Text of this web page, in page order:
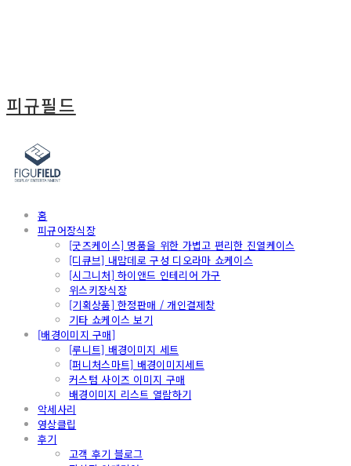
피규필드
홈
피규어장식장
[굿즈케이스] 명품을 위한 가볍고 편리한 진열케이스
[디큐브] 내맘데로 구성 디오라마 쇼케이스
[시그니처] 하이앤드 인테리어 가구
위스키장식장
[기획상품] 한정판매 / 개인결제창
기타 쇼케이스 보기
[배경이미지 구매]
[루니트] 배경이미지 세트
[퍼니처스마트] 배경이미지세트
커스텀 사이즈 이미지 구매
배경이미지 리스트 열람하기
악세사리
영상클립
후기
고객 후기 블로그